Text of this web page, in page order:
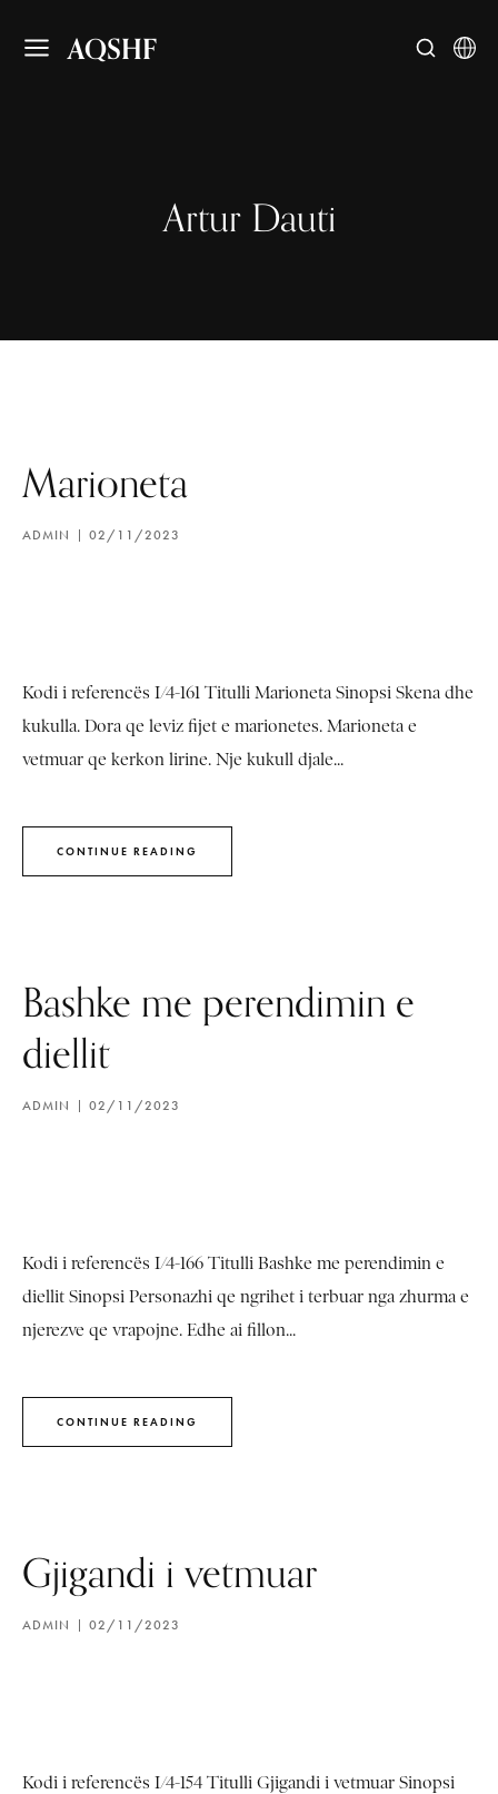
AQSHF
Artur Dauti
Marioneta
ADMIN 02/11/2023
Kodi i referencës I/4-161 Titulli Marioneta Sinopsi Skena dhe
kukulla. Dora qe leviz fijet e marionetes. Marioneta e
vetmuar qe kerkon lirine. Nje kukull djale...
CONTINUE READING
Bashke me perendimin e
diellit
ADMIN 02/11/2023
Kodi i referencës I/4-166 Titulli Bashke me perendimin e
diellit Sinopsi Personazhi qe ngrihet i terbuar nga zhurma e
njerezve qe vrapojne. Edhe ai fillon...
CONTINUE READING
Gjigandi i vetmuar
ADMIN 02/11/2023
Kodi i referencës I/4-154 Titulli Gjigandi i vetmuar Sinopsi